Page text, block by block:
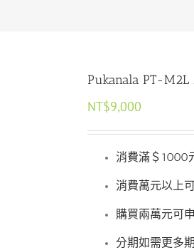
Pukanala PT-
NT$9,000
消費滿＄1000
消費萬元以上
購買兩萬元可
分期如需更多